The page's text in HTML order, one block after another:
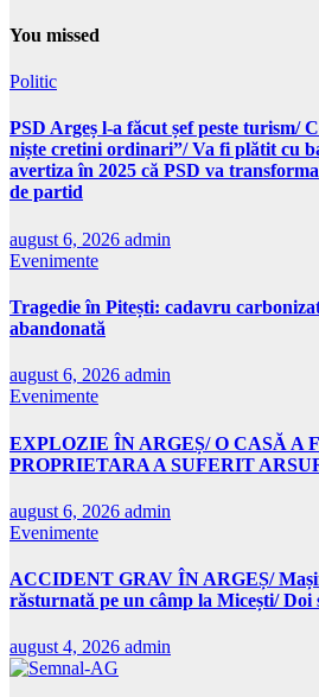
You missed
Politic
PSD Argeș l-a făcut șef peste turism/
niște cretini ordinari”/ Va fi plătit cu
avertiza în 2025 că PSD va
de partid
august 6, 2026 admin
Evenimente
Tragedie în Pitești: cadavru
abandonată
august 6, 2026 admin
Evenimente
EXPLOZIE ÎN ARGEȘ/ O CASĂ A
PROPRIETARA A SUFERIT
august 6, 2026 admin
Evenimente
ACCIDENT GRAV ÎN ARGEȘ/
răsturnată pe un câmp la Micești/ Doi
august 4, 2026 admin